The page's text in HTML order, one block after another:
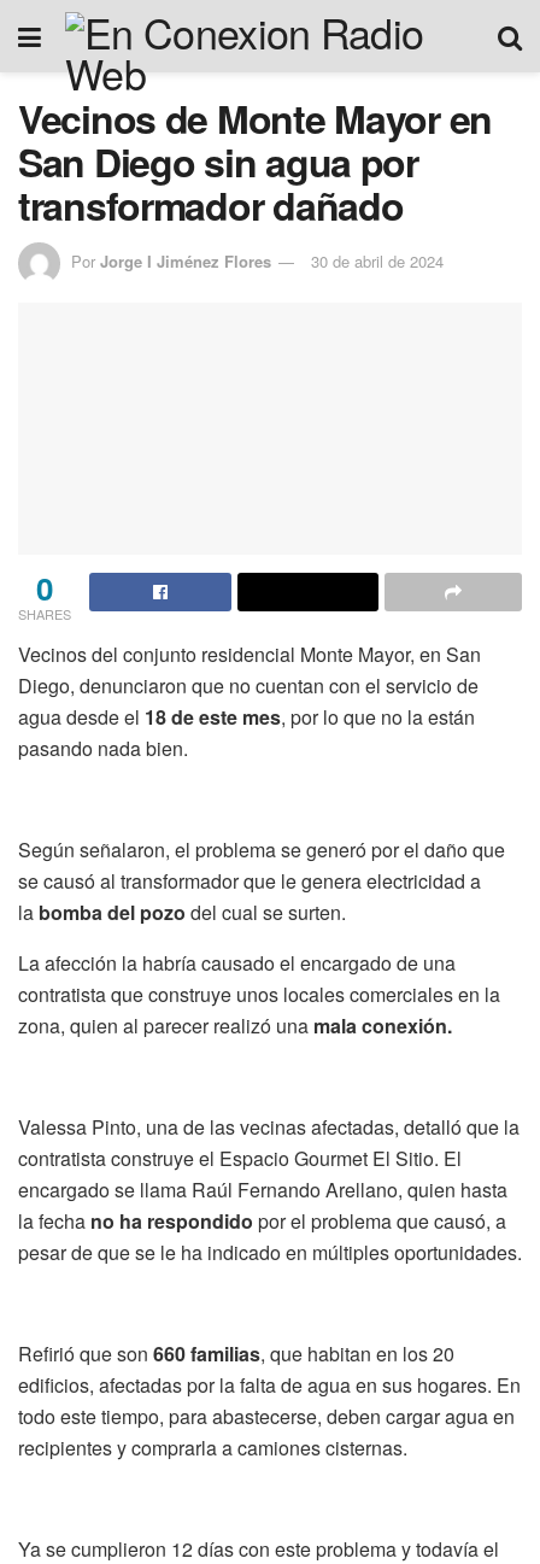
Vecinos de Monte Mayor en
San Diego sin agua por
transformador dañado
Por Jorge I Jiménez Flores 30 de abril de 2024
0
SHARES
Vecinos del conjunto residencial Monte Mayor, en San
Diego, denunciaron que no cuentan con el servicio de
agua desde el 18 de este mes, por lo que no la están
pasando nada bien.
Según señalaron, el problema se generó por el daño que
se causó al transformador que le genera electricidad a
la bomba del pozo del cual se surten.
La afección la habría causado el encargado de una
contratista que construye unos locales comerciales en la
zona, quien al parecer realizó una mala conexión.
Valessa Pinto, una de las vecinas afectadas, detalló que la
contratista construye el Espacio Gourmet El Sitio. El
encargado se llama Raúl Fernando Arellano, quien hasta
la fecha no ha respondido por el problema que causó, a
pesar de que se le ha indicado en múltiples oportunidades.
Refirió que son 660 familias, que habitan en los 20
edificios, afectadas por la falta de agua en sus hogares. En
todo este tiempo, para abastecerse, deben cargar agua en
recipientes y comprarla a camiones cisternas.
Ya se cumplieron 12 días con este problema y todavía el